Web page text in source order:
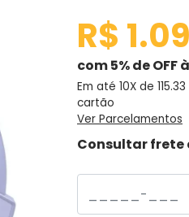
R$
com 5% de OFF
Em até 10X de 115.33
cartão
Ver Parcelamentos
Consultar frete